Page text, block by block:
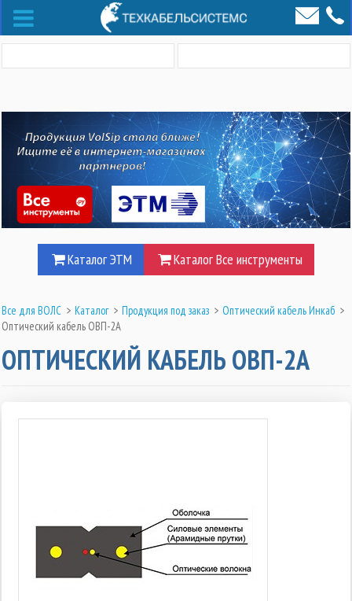
Каталог ЭТМ Каталог Все инструменты
Все для ВОЛС > Каталог > Продукция под заказ > Оптический кабель Инкаб >
Оптический кабель ОВП-2А
ОПТИЧЕСКИЙ КАБЕЛЬ ОВП-2А